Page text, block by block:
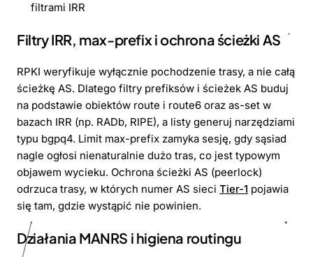
filtrami IRR
Filtry IRR, max-prefix i ochrona ścieżki AS
RPKI weryfikuje wyłącznie pochodzenie trasy, a nie całą
ścieżkę AS. Dlatego filtry prefiksów i ścieżek AS buduj
na podstawie obiektów route i route6 oraz as-set w
bazach IRR (np. RADb, RIPE), a listy generuj narzędziami
typu bgpq4. Limit max-prefix zamyka sesję, gdy sąsiad
nagle ogłosi nienaturalnie dużo tras, co jest typowym
objawem wycieku. Ochrona ścieżki AS (peerlock)
odrzuca trasy, w których numer AS sieci Tier-1 pojawia
się tam, gdzie wystąpić nie powinien.
Działania MANRS i higiena routingu